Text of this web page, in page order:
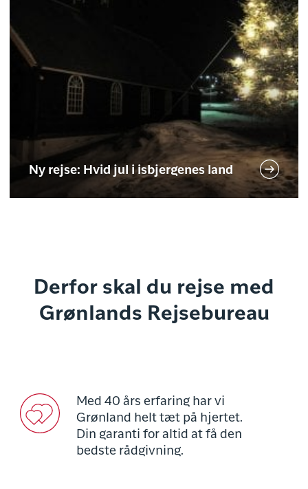
Ny rejse: Hvid jul i isbjergenes land
Derfor skal du rejse med
Grønlands Rejsebureau
Med 40 års erfaring har vi
Grønland helt tæt på hjertet.
Din garanti for altid at få den
bedste rådgivning.